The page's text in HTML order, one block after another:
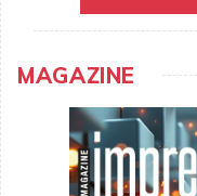
MAGAZINE